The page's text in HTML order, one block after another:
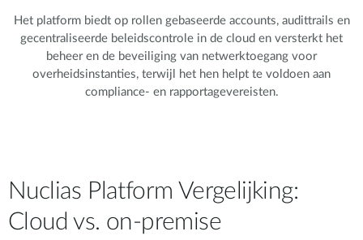
Het platform biedt op rollen gebaseerde accounts, audittrails en
gecentraliseerde beleidscontrole in de cloud en versterkt het
beheer en de beveiliging van netwerktoegang voor
overheidsinstanties, terwijl het hen helpt te voldoen aan
compliance- en rapportagevereisten.
Nuclias Platform Vergelijking:
Cloud vs. on-premise